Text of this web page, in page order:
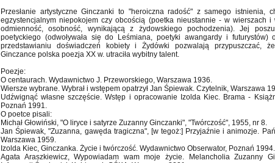
Przesłanie artystyczne Ginczanki to "heroiczna radość" z samego istnienia,
egzystencjalnym niepokojem czy obcością (poetka nieustannie - w wierszach i
odmienność, osobność, wynikającą z żydowskiego pochodzenia). Jej
poetyckiego (odwoływała się do Leśmiana, poetyki awangardy i futurystów)
przedstawianiu doświadczeń kobiety i Żydówki pozwalają przypuszczać,
Ginczance polska poezja XX w. utraciła wybitny talent.
Poezje:
O centaurach. Wydawnictwo J. Przeworskiego, Warszawa 1936.
Wiersze wybrane. Wybrał i wstępem opatrzył Jan Śpiewak. Czytelnik, Warszawa
Udźwignąć własne szczęście. Wstęp i opracowanie Izolda Kiec. Brama -
Poznań 1991.
O poetce pisali:
Michał Głowiński, "O liryce i satyrze Zuzanny Ginczanki", "Twórczość", 1955, nr 8.
Jan Śpiewak, "Zuzanna, gawęda tragiczna", [w tegoż:] Przyjaźnie i animozje.
Warszawa 1959.
Izolda Kiec, Ginczanka. Życie i twórczość. Wydawnictwo Obserwator, Poznań 1994.
Agata Araszkiewicz, Wypowiadam wam moje życie. Melancholia Zuzanny